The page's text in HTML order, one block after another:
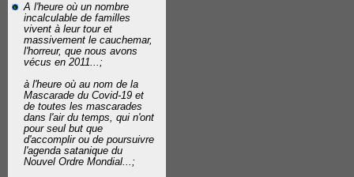
A l'heure où un nombre
incalculable de familles
vivent à leur tour et
massivement le cauchemar,
l'horreur, que nous avons
vécus en 2011...;
à l'heure où au nom de la
Mascarade du Covid-19 et
de toutes les mascarades
dans l'air du temps, qui n'ont
pour seul but que
d'accomplir ou de poursuivre
l'agenda satanique du
Nouvel Ordre Mondial...;